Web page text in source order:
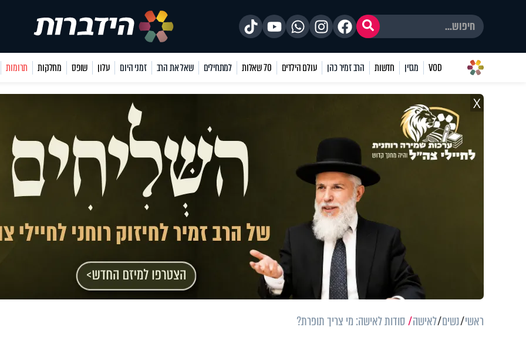
VOD מגזין חדשות הרב זמיר כהן עולם הילדים 70 שאלות למתחילים שאל את הרב זמני היום עלון שופס מחלקות תרומות
X
ראשי נשים לאישה סודות לאישה: מי צריך תופרת?